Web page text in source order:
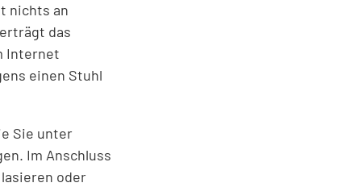
nichts an
das
Internet
einen Stuhl
Sie unter
Im Anschluss
oder